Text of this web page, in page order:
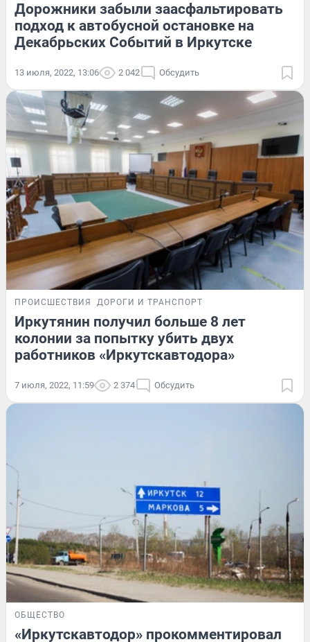
Дорожники забыли заасфальтировать
подход к автобусной остановке на
Декабрьских Событий в Иркутске
13 июля, 2022, 13:06 2 042 Обсудить
ПРОИСШЕСТВИЯ ДОРОГИ И ТРАНСПОРТ
Иркутянин получил больше 8 лет
колонии за попытку убить двух
работников «Иркутскавтодора»
7 июля, 2022, 11:59 2 374 Обсудить
ОБЩЕСТВО
«Иркутскавтодор» прокомментировал